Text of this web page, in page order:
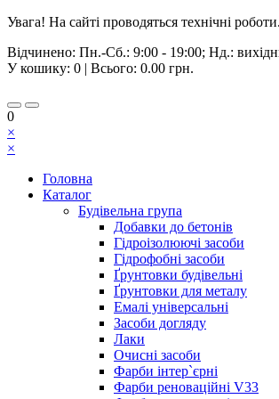
Увага! На сайті проводяться технічні
Відчинено: Пн.-Сб.: 9:00 - 19:00; Нд.:
У кошику: 0 | Всього: 0.00 грн.
0
×
×
Головна
Каталог
Будівельна група
Добавки до бетонів
Гідроізолюючі засоби
Гідрофобні засоби
Ґрунтовки будівельні
Ґрунтовки для металу
Емалі універсальні
Засоби догляду
Лаки
Очисні засоби
Фарби інтер`єрні
Фарби реноваційні V33